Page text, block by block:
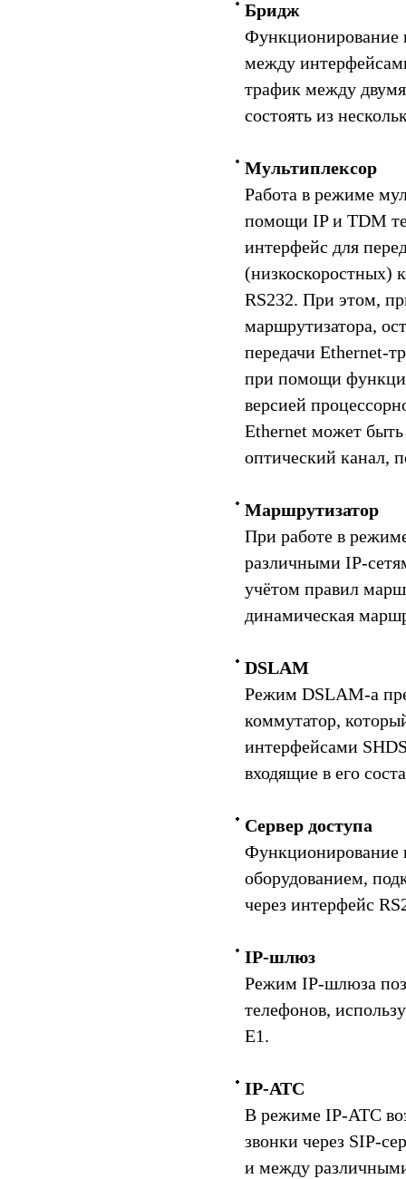
Бридж
Функционирование
между
трафик между
состоять из
Мультиплексор
Работа в режиме
помощи IP и TDM
интерфейс для
(низкоскоростных)
RS232. При этом,
маршрутизатора,
передачи Ethernet-
при помощи
версией
Ethernet может быть
оптический канал,
Маршрутизатор
При работе в
различными IP-
учётом правил
динамическая
DSLAM
Режим DSLAM-а
коммутатор,
интерфейсами
входящие в его
Сервер доступа
Функционирование
оборудованием,
через интерфейс
IP-шлюз
Режим IP-шлюза
телефонов,
E1.
IP-АТС
В режиме IP-АТС
звонки через SIP-
и между